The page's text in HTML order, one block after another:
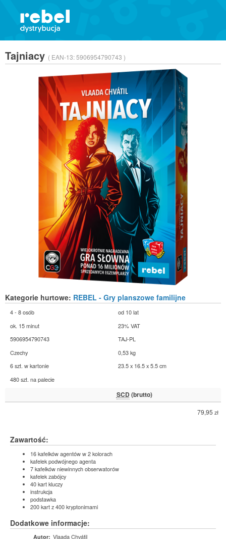
Tajniacy ( EAN-13:5906954790743 )
Kategorie hurtowe: REBEL - Gry planszowe familijne
4 - 8 osób
od 10 lat
ok. 15 minut
23% VAT
5906954790743
TAJ-PL
Czechy
0,53 kg
6 szt. w kartonie
23.5 x 16.5 x 5.5 cm
480 szt. na palecie
SCD (brutto)
79,95 zł
Zawartość:
16 kafelków agentów w 2 kolorach
kafelek podwójnego agenta
7 kafelków niewinnych obserwatorów
kafelek zabójcy
40 kart kluczy
instrukcja
podstawka
200 kart z 400 kryptonimami
Dodatkowe informacje:
Autor: Vlaada Chvátil